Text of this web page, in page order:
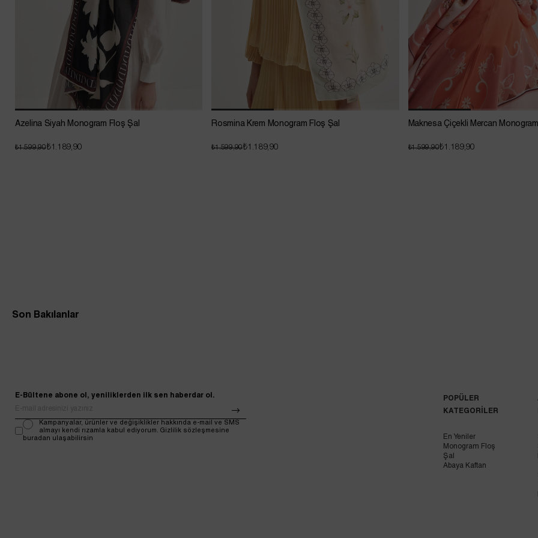
Azelina Siyah Monogram Floş Şal
₺1.189,90
₺1.599,90
Rosmina Krem Monogram Floş Şal
₺1.189,90
₺1.599,90
Maknesa Çiçekli Mercan
₺1.189,90
₺1.599,90
Son Bakılanlar
E-Bültene abone ol, yeniliklerden ilk sen haberdar ol.
Kampanyalar, ürünler ve değişiklikler hakkında e-mail ve SMS
almayı kendi rızamla kabul ediyorum. Gizlilik sözleşmesine
buradan ulaşabilirsin
POPÜLER
KATEGORİLER
En Yeniler
Monogram Floş
Şal
Abaya Kaftan